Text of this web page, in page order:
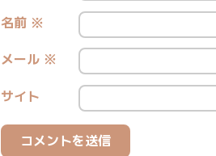
名前 ※
メール ※
サイト